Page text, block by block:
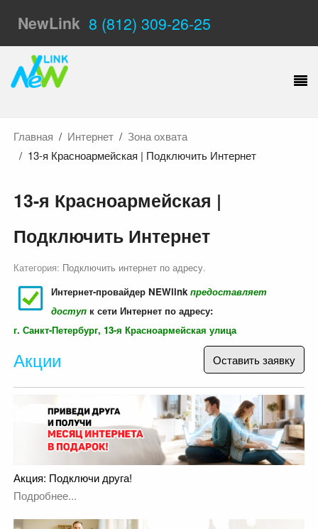
NewLink 8 (812) 309-26-25
Главная Интернет
Зона охвата
13-я Красноармейская | Подключить Интернет
13-я Красноармейская |
Подключить Интернет
Категория: Подключить интернет по адресу.
Интернет-провайдер NEWlink предоставляет
доступк сети Интернет по адресу:
г. Санкт-Петербург, 13-я Красноармейская улица
Акции Оставить заявку
Акция: Подключи друга!
Подробнее...